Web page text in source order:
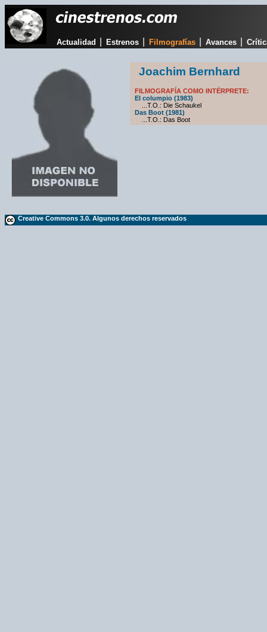
Actualidad Estrenos Filmografías Avances
Joachim Bernhard
FILMOGRAFÍA COMO INTÉRPRETE:
El columpio (1983)
...T.O.: Die Schaukel
Das Boot (1981)
...T.O.: Das Boot
Creative Commons 3.0. Algunos derechos reservados